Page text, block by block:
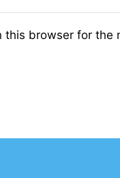
browser for the